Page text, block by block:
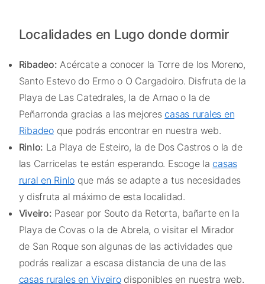
Localidades en Lugo donde dormir
Ribadeo: Acércate a conocer la Torre de los Moreno,
Santo Estevo do Ermo o O Cargadoiro. Disfruta de la
Playa de Las Catedrales, la de Arnao o la de
Peñarronda gracias a las mejores casas rurales en
Ribadeoque podrás encontrar en nuestra web.
Rinlo: La Playa de Esteiro, la de Dos Castros o la de
las Carricelas te están esperando. Escoge la casas
rural en Rinlo que más se adapte a tus necesidades
y disfruta al máximo de esta localidad.
Viveiro: Pasear por Souto da Retorta, bañarte en la
Playa de Covas o la de Abrela, o visitar el Mirador
de San Roque son algunas de las actividades que
podrás realizar a escasa distancia de una de las
casas rurales en Viveirodisponibles en nuestra web.